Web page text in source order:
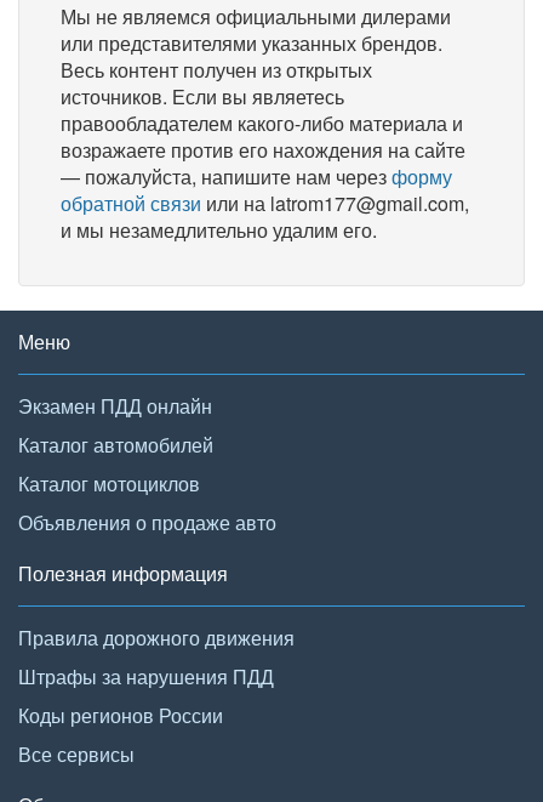
Мы не являемся официальными дилерами
или представителями указанных брендов.
Весь контент получен из открытых
источников. Если вы являетесь
правообладателем какого-либо материала и
возражаете против его нахождения на сайте
— пожалуйста, напишите нам черезформу
обратной связи или на latrom177@gmail.com,
и мы незамедлительно удалим его.
Меню
Экзамен ПДД онлайн
Каталог автомобилей
Каталог мотоциклов
Объявления о продаже авто
Полезная информация
Правила дорожного движения
Штрафы за нарушения ПДД
Коды регионов России
Все сервисы